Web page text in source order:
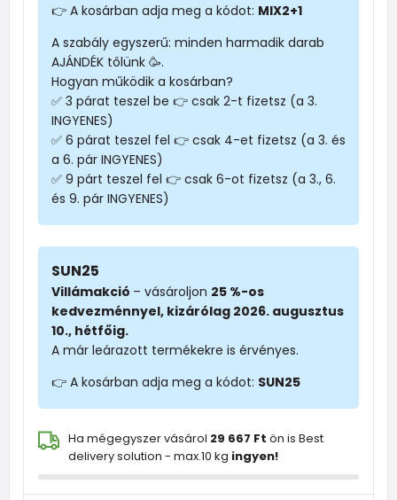
👉 A kosárban adja meg a kódot: MIX2+1
A szabály egyszerű: minden harmadik darab
AJÁNDÉK tőlünk 🥳.
Hogyan működik a kosárban?
✅ 3 párat teszel be 👉 csak 2-t fizetsz (a 3.
INGYENES)
✅ 6 párat teszel fel 👉 csak 4-et fizetsz (a 3. és
a 6. pár INGYENES)
✅ 9 párt teszel fel 👉 csak 6-ot fizetsz (a 3., 6.
és 9. pár INGYENES)
SUN25
Villámakció – vásároljon 25 %-os
kedvezménnyel, kizárólag 2026. augusztus
10., hétfőig.
A már leárazott termékekre is érvényes.
👉 A kosárban adja meg a kódot: SUN25
Ha mégegyszer vásárol 29 667 Ft ön is Best
delivery solution - max.10 kg ingyen!